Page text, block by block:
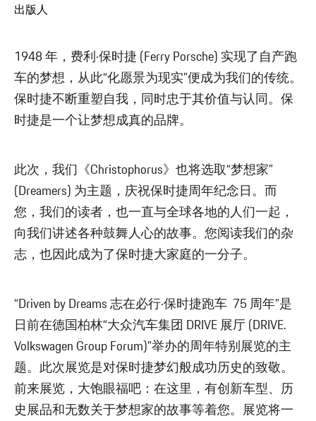
出版人
1948 年，费利·保时捷 (Ferry Porsche) 实现了自产跑
车的梦想，从此“化愿景为现实”便成为我们的传统。
保时捷不断重塑自我，同时忠于其价值与认同。保
时捷是一个让梦想成真的品牌。
此次，我们《Christophorus》也将选取“梦想家”
(Dreamers) 为主题，庆祝保时捷周年纪念日。而
您，我们的读者，也一直与全球各地的人们一起，
向我们讲述各种鼓舞人心的故事。您阅读我们的杂
志，也因此成为了保时捷大家庭的一分子。
“Driven by Dreams 志在必行·保时捷跑车 75 周年”是
日前在德国柏林“大众汽车集团 DRIVE 展厅 (DRIVE.
Volkswagen Group Forum)”举办的周年特别展览的主
题。此次展览是对保时捷梦幻般成功历史的致敬。
前来展览，大饱眼福吧：在这里，有创新车型、历
史展品和无数关于梦想家的故事等着您。展览将一